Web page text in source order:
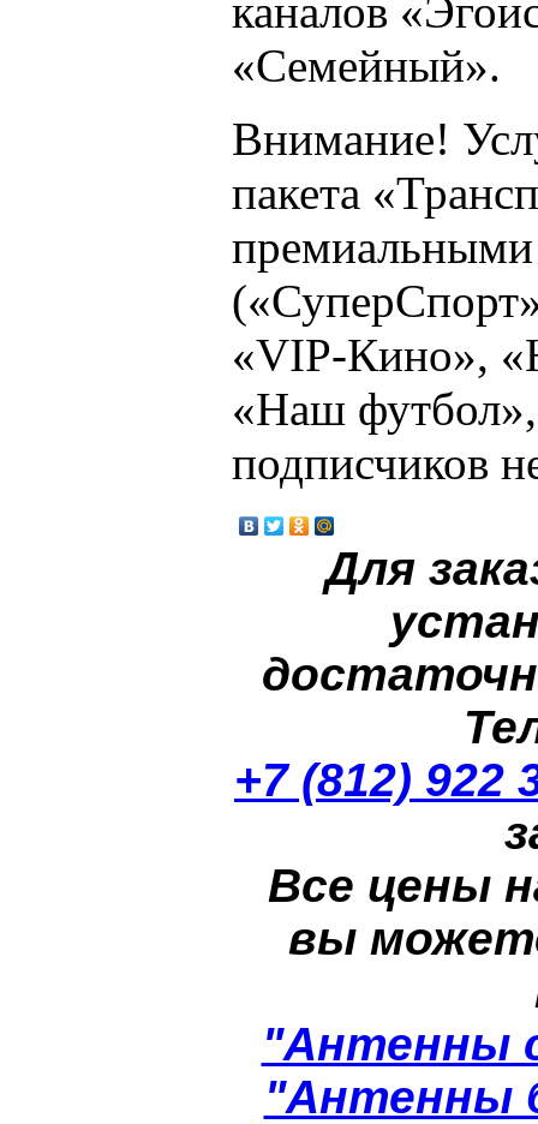
каналов
«Семейный».
Внимание!
пакета
премиальными
«VIP-Кино»,
«Наш
подписчиков
Для
+7 (812) 922
Все цены
вы
"Антенны
"Антенны